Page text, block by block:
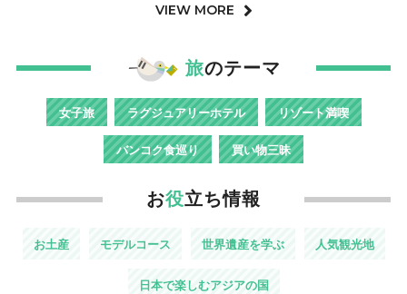
VIEW MORE
旅のテーマ
女子旅 ラグジュアリーホテル リゾート満喫
バンコク食巡り 買い物三昧
お役立ち情報
お土産 モデルコース 世界遺産を学ぶ 人気観光地
日本で楽しむアジアの国